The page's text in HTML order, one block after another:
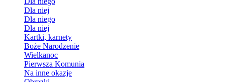
Dla niej
Dla niego
Dla niej
Kartki, karnety
Boże Narodzenie
Wielkanoc
Pierwsza Komunia
Na inne okazje